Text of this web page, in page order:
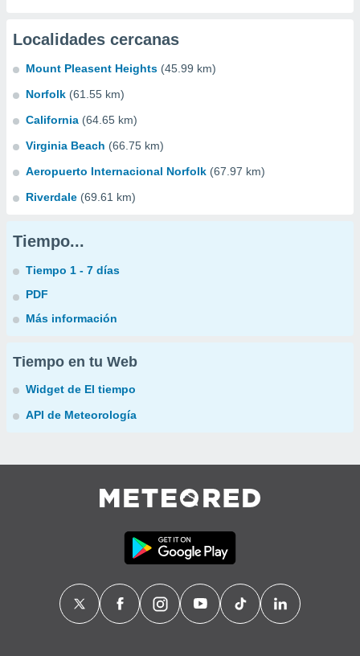
Localidades cercanas
Mount Pleasent Heights (45.99 km)
Norfolk (61.55 km)
California (64.65 km)
Virginia Beach (66.75 km)
Aeropuerto Internacional Norfolk (67.97 km)
Riverdale (69.61 km)
Tiempo...
Tiempo 1 - 7 días
PDF
Más información
Tiempo en tu Web
Widget de El tiempo
API de Meteorología